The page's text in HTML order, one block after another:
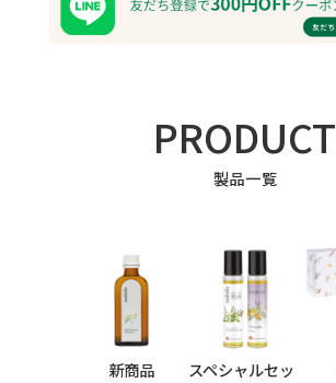
PRODUCT
製品一覧
新商品
スペシャルセッ